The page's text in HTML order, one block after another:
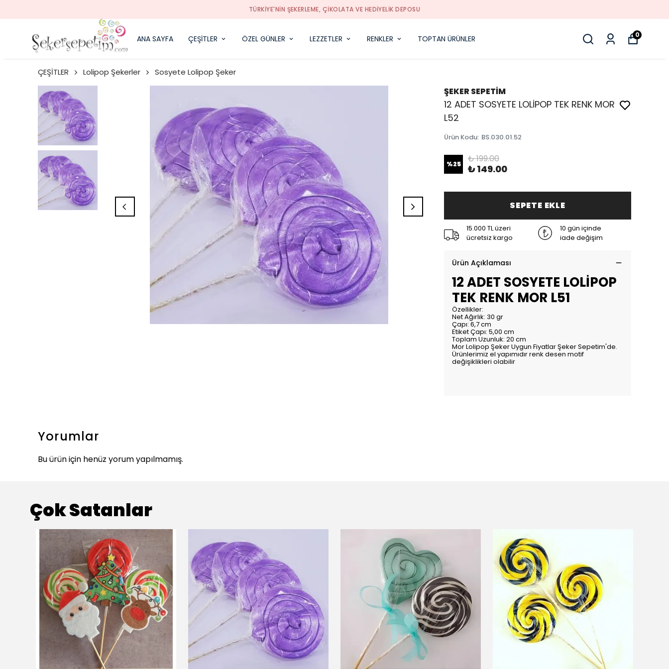
TÜRKIYE'NIN ŞEKERLEME, ÇIKOLATA VE HEDIYELIK DEPOSU
ANA SAYFA ÇEŞİTLER ÖZEL GÜNLER LEZZETLER RENKLER TOPTAN ÜRÜNLER 0
ÇEŞİTLER Lolipop Şekerler Sosyete Lolipop Şeker
ŞEKER SEPETİM
12 ADET SOSYETE LOLİPOP TEK RENK MOR
L52
Ürün Kodu: BS.030.01.52
%25 ₺ 199.00
₺ 149.00
SEPETE EKLE
15.000 TL üzeri
ücretsiz kargo
10 gün içinde
iade değişim
Ürün Açıklaması
12 ADET SOSYETE LOLİPOP
TEK RENK MOR L51
Özellikler:
Net Ağırlık: 30 gr
Çapı: 6,7 cm
Etiket Çapı: 5,00 cm
Toplam Uzunluk: 20 cm
Mor Lolipop Şeker Uygun Fiyatlar Şeker Sepetim'de.
Ürünlerimiz el yapımıdır renk desen motif
değişiklikleri olabilir
Yorumlar
Bu ürün için henüz yorum yapılmamış.
Çok Satanlar